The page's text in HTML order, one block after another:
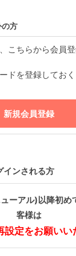
の方
こちらから会員
ドを登録してお
ンされる方
ーアル)以降初め
客様は
定をお願いい